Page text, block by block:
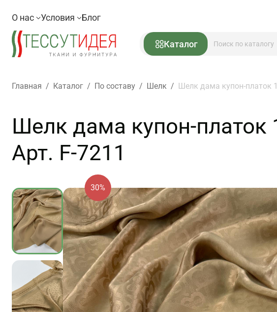
О нас Условия Блог
Каталог
Главная / Каталог / По составу / Шелк / Шелк дама купон-платок
Шелк дама купон-
Арт. F-7211
30%